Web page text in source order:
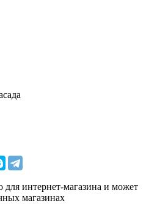
для интернет-магазина и может
магазинах